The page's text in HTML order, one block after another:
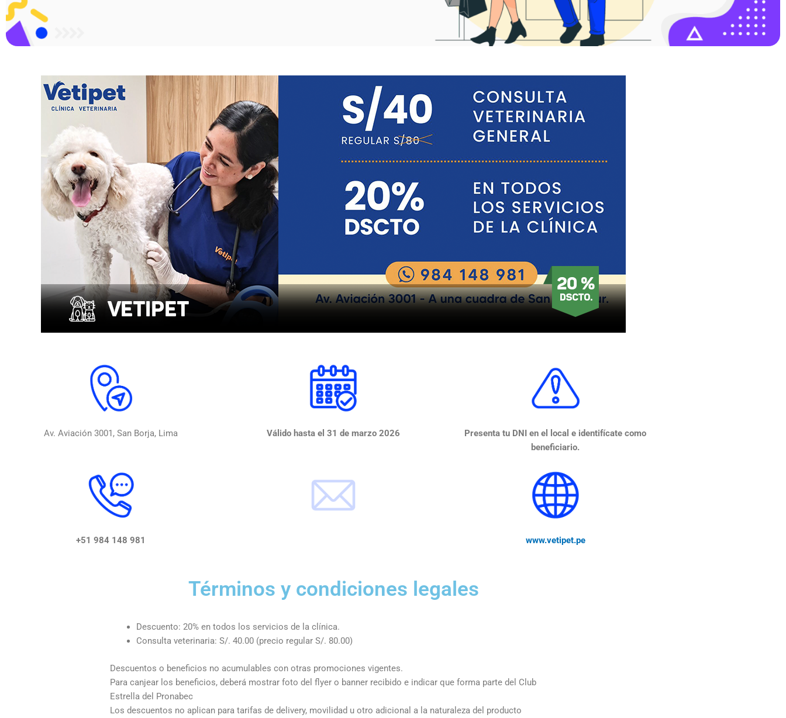
Av. Aviación 3001, San Borja, Lima Válido hasta el 31 de marzo 2026
Presenta tu DNI en el local e identifícate como
beneficiario.
+51 984 148 981 www.vetipet.pe
Términos y condiciones legales
Descuento: 20% en todos los servicios de la clínica.
Consulta veterinaria: S/. 40.00 (precio regular S/. 80.00)
Descuentos o beneficios no acumulables con otras promociones vigentes.
Para canjear los beneficios, deberá mostrar foto del flyer o banner recibido e indicar que forma parte del Club
Estrella del Pronabec
Los descuentos no aplican para tarifas de delivery, movilidad u otro adicional a la naturaleza del producto